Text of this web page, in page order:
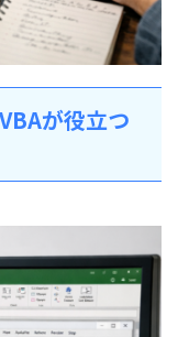
が役立つ